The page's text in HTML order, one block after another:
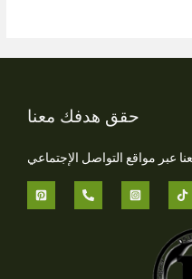
حقق هدفك معنا
عبر مواقع التواصل الإجتماعي